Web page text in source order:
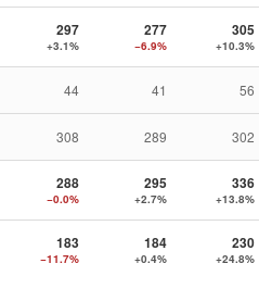
297
+3.1%
277
−6.9%
305
+10.3%
44 41 56
308 289 302
288
−0.0%
295
+2.7%
336
+13.8%
183
−11.7%
184
+0.4%
230
+24.8%